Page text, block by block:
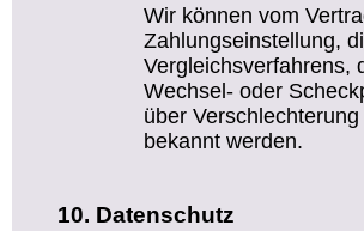
Wir können vom
Zahlungseinstellung,
Vergleichsverfahrens,
Wechsel- oder
über
bekannt werden.
Datenschutz